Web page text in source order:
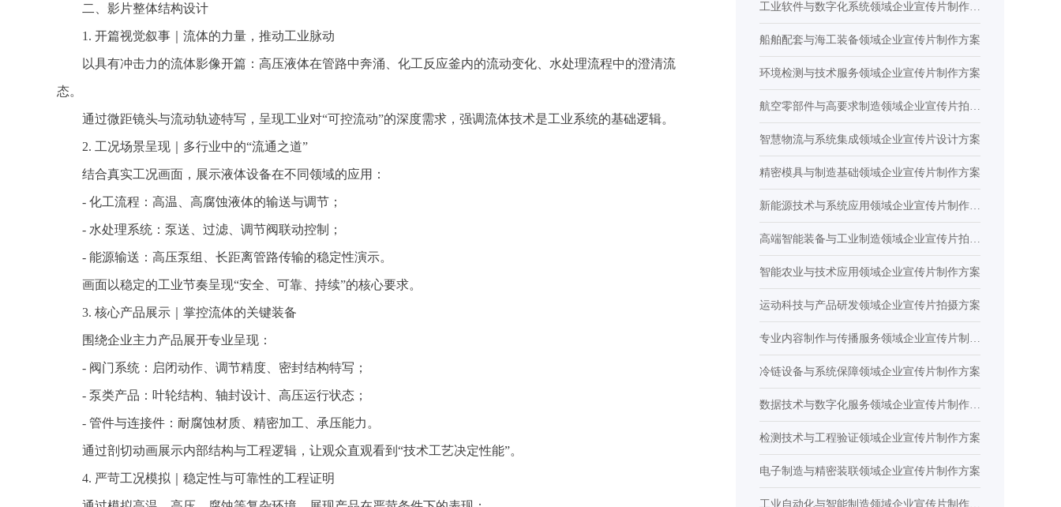
二、影片整体结构设计
1. 开篇视觉叙事｜流体的力量，推动工业脉动
以具有冲击力的流体影像开篇：高压液体在管路中奔涌、化工反应釜内的流动变化、水处理流程中的澄清流
态。
通过微距镜头与流动轨迹特写，呈现工业对“可控流动”的深度需求，强调流体技术是工业系统的基础逻辑。
2. 工况场景呈现｜多行业中的“流通之道”
结合真实工况画面，展示液体设备在不同领域的应用：
- 化工流程：高温、高腐蚀液体的输送与调节；
- 水处理系统：泵送、过滤、调节阀联动控制；
- 能源输送：高压泵组、长距离管路传输的稳定性演示。
画面以稳定的工业节奏呈现“安全、可靠、持续”的核心要求。
3. 核心产品展示｜掌控流体的关键装备
围绕企业主力产品展开专业呈现：
- 阀门系统：启闭动作、调节精度、密封结构特写；
- 泵类产品：叶轮结构、轴封设计、高压运行状态；
- 管件与连接件：耐腐蚀材质、精密加工、承压能力。
通过剖切动画展示内部结构与工程逻辑，让观众直观看到“技术工艺决定性能”。
4. 严苛工况模拟｜稳定性与可靠性的工程证明
工业软件与数字化系统领域企业宣传片制作方
案
船舶配套与海工装备领域企业宣传片制作方案
环境检测与技术服务领域企业宣传片制作方案
航空零部件与高要求制造领域企业宣传片拍摄
方案
智慧物流与系统集成领域企业宣传片设计方案
精密模具与制造基础领域企业宣传片制作方案
新能源技术与系统应用领域企业宣传片制作方
案
高端智能装备与工业制造领域企业宣传片拍摄
方案
智能农业与技术应用领域企业宣传片制作方案
运动科技与产品研发领域企业宣传片拍摄方案
专业内容制作与传播服务领域企业宣传片制作
方案
冷链设备与系统保障领域企业宣传片制作方案
数据技术与数字化服务领域企业宣传片制作方
案
检测技术与工程验证领域企业宣传片制作方案
电子制造与精密装联领域企业宣传片制作方案
工业自动化与智能制造领域企业宣传片制作方